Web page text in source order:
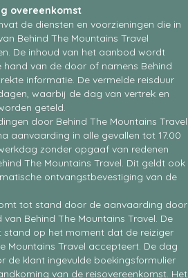
overeenkomst
de diensten en voorzieningen die in
Behind The Mountains Travel
De inhoud van het aanbod wordt
van de door of namens Behind
informatie. De vermelde reisduur
waarbij de dag van vertrek en
geteld.
door Behind The Mountains Travel
aanvaarding in alle gevallen tot 17.00
zonder opgaaf van redenen
The Mountains Travel. Dit geldt ook
ontvangstbevestiging van de
tot stand door de aanvaarding door
Behind The Mountains Travel. De
stand op het moment dat de reiziger
Mountains Travel accepteert. De dag
de klant ingevulde boekingsformulier
van de reisovereenkomst. Het